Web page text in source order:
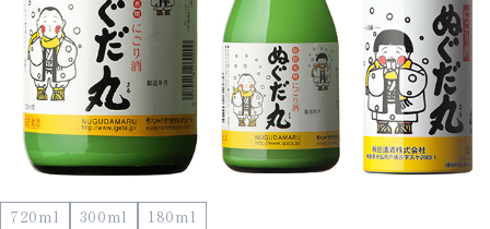
720ml 300ml 180ml